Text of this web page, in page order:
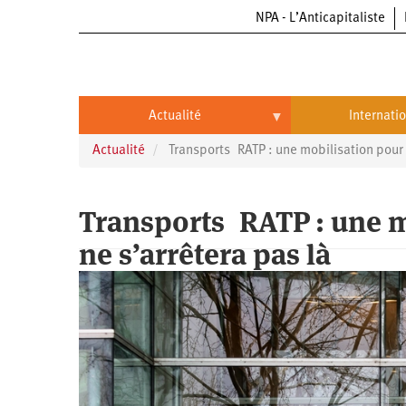
NPA - L’Anticapitaliste
Actualité
Actualité
Entreprises
Entreprises
Automobile
Aéronautique
Commerce
Oppressions
Oppressions
Antiracisme
Féminisme
Économie
Écologie
Éducation
International
Chine
États-
Unis
Continents
Continents
Afrique
Actualité Transports RATP : une mobilisation
Transports RATP : une
ne s’arrêtera pas là